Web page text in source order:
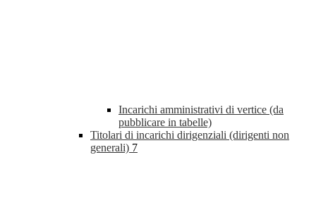
Incarichi amministrativi di vertice (da
pubblicare in tabelle)
Titolari di incarichi dirigenziali (dirigenti non
generali) 7